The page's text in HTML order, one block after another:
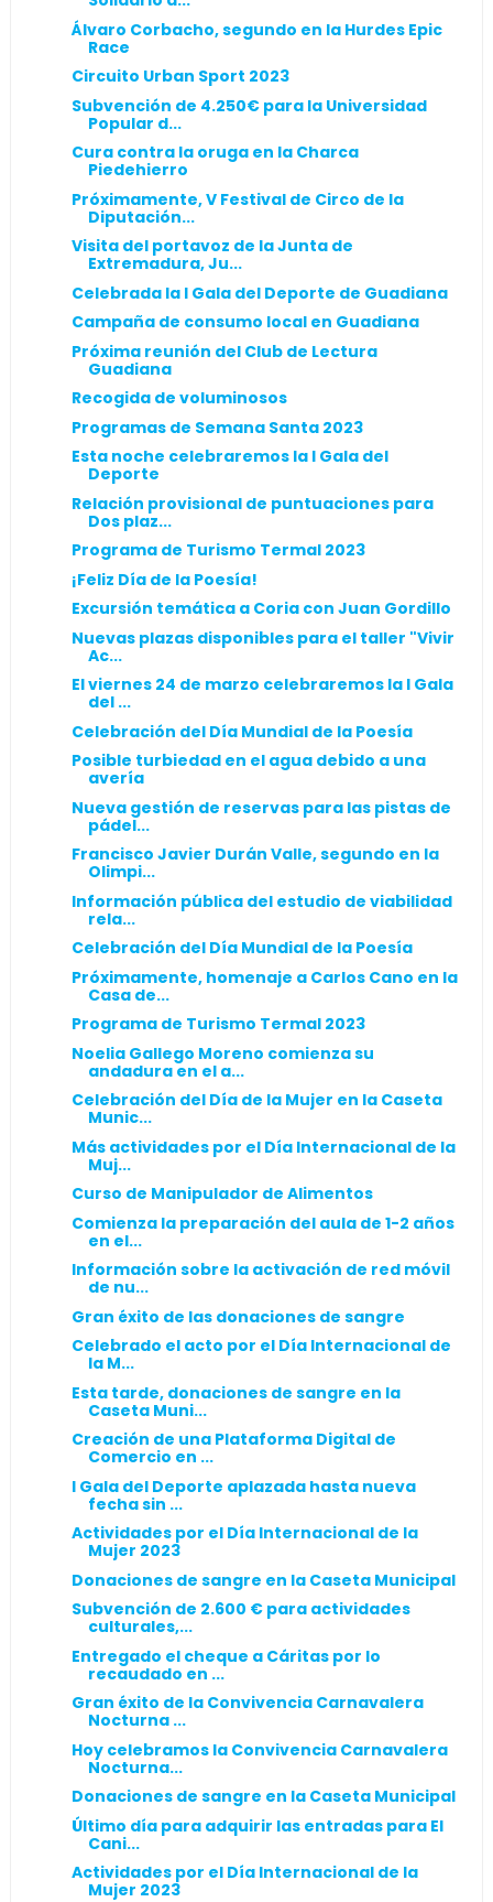
Álvaro Corbacho, segundo en la Hurdes Epic
Race
Circuito Urban Sport 2023
Subvención de 4.250€ para la Universidad
Popular d...
Cura contra la oruga en la Charca
Piedehierro
Próximamente, V Festival de Circo de la
Diputación...
Visita del portavoz de la Junta de
Extremadura, Ju...
Celebrada la I Gala del Deporte de Guadiana
Campaña de consumo local en Guadiana
Próxima reunión del Club de Lectura
Guadiana
Recogida de voluminosos
Programas de Semana Santa 2023
Esta noche celebraremos la I Gala del
Deporte
Relación provisional de puntuaciones para
Dos plaz...
Programa de Turismo Termal 2023
¡Feliz Día de la Poesía!
Excursión temática a Coria con Juan Gordillo
Nuevas plazas disponibles para el taller "Vivir
Ac...
El viernes 24 de marzo celebraremos la I Gala
del ...
Celebración del Día Mundial de la Poesía
Posible turbiedad en el agua debido a una
avería
Nueva gestión de reservas para las pistas de
pádel...
Francisco Javier Durán Valle, segundo en la
Olimpi...
Información pública del estudio de viabilidad
rela...
Celebración del Día Mundial de la Poesía
Próximamente, homenaje a Carlos Cano en la
Casa de...
Programa de Turismo Termal 2023
Noelia Gallego Moreno comienza su
andadura en el a...
Celebración del Día de la Mujer en la Caseta
Munic...
Más actividades por el Día Internacional de la
Muj...
Curso de Manipulador de Alimentos
Comienza la preparación del aula de 1-2 años
en el...
Información sobre la activación de red móvil
de nu...
Gran éxito de las donaciones de sangre
Celebrado el acto por el Día Internacional de
la M...
Esta tarde, donaciones de sangre en la
Caseta Muni...
Creación de una Plataforma Digital de
Comercio en ...
I Gala del Deporte aplazada hasta nueva
fecha sin ...
Actividades por el Día Internacional de la
Mujer 2023
Donaciones de sangre en la Caseta Municipal
Subvención de 2.600 € para actividades
culturales,...
Entregado el cheque a Cáritas por lo
recaudado en ...
Gran éxito de la Convivencia Carnavalera
Nocturna ...
Hoy celebramos la Convivencia Carnavalera
Nocturna...
Donaciones de sangre en la Caseta Municipal
Último día para adquirir las entradas para El
Cani...
Actividades por el Día Internacional de la
Mujer 2023